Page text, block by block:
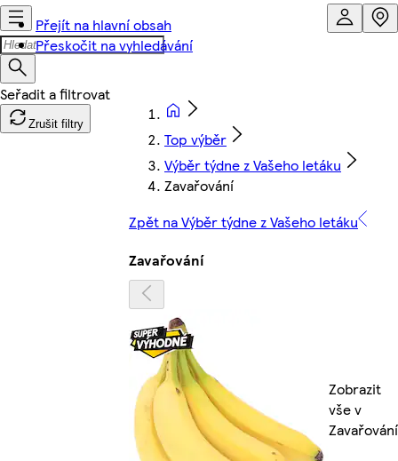
Přejít na hlavní obsah
Přeskočit na vyhledávání
Zrušit filtry
Top výběr
Výběr týdne z Vašeho letáku
Zavařování
Zpět na Výběr týdne z Vašeho letáku
Zavařování
Zobrazit
vše v
Zavařování